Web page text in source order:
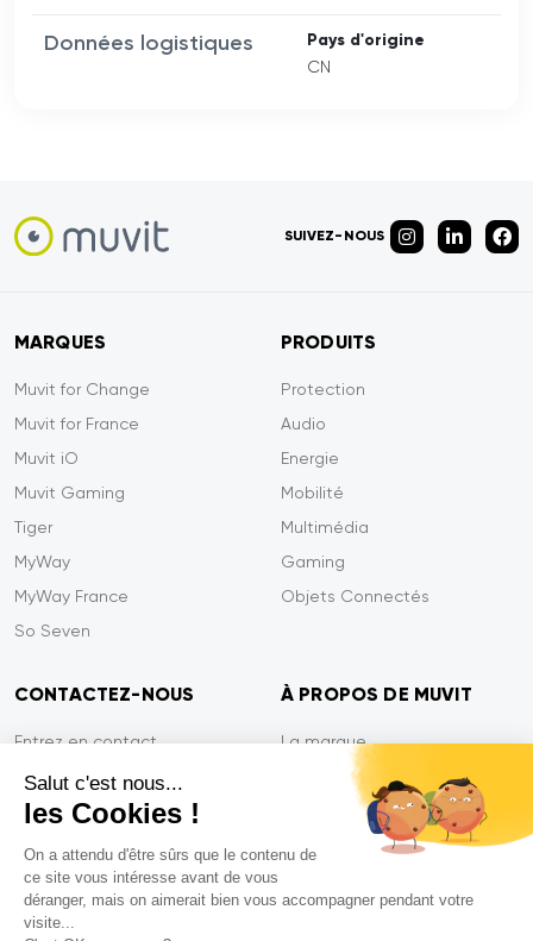
Salut c'est nous...
les Cookies !
On a attendu d'être sûrs que le contenu de
ce site vous intéresse avant de vous
déranger, mais on aimerait bien vous accompagner pendant votre
visite...
Données logistiques Pays d'origine
CN
SUIVEZ-NOUS
MARQUES
Muvit for Change
Muvit for France
Muvit iO
Muvit Gaming
Tiger
MyWay
MyWay France
So Seven
PRODUITS
Protection
Audio
Energie
Mobilité
Multimédia
Gaming
Objets Connectés
CONTACTEZ-NOUS
Entrez en contact
Paiement sécurisé
Efficacité du service
Garantie Tiger
FAQ
À PROPOS DE MUVIT
La marque
Confidentialité
Contactez-nous